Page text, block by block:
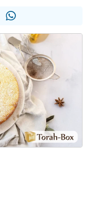
Maasser
son Maasser